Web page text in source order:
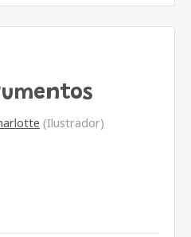
(Ilustrador)